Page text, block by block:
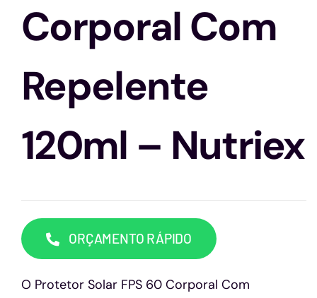
Altura
Óculos
Capacetes
Contato
Corporal Com
Repelente
120ml – Nutriex
ORÇAMENTO RÁPIDO
O Protetor Solar FPS 60 Corporal Com